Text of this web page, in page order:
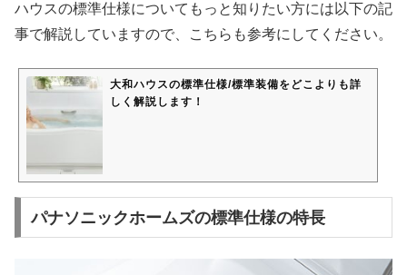
ハウスの標準仕様についてもっと知りたい方には以下の記
事で解説していますので、こちらも参考にしてください。
大和ハウスの標準仕様/標準装備をどこよりも詳
しく解説します！
パナソニックホームズの標準仕様の特長